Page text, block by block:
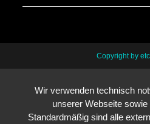
Copyright by
Wir verwenden technisch
unserer Webseite
Standardmäßig sind alle